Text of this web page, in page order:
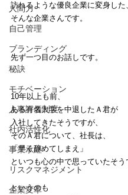
人間力
自己管理
ブランディング
秘訣
モチベーション
人事評価制度
社内活性化
事業承継
リスクマネジメント
企業変革
訪れるような優良企業に変身した
そんな企業さんです。
先ず一つ目のお話しです。
10年以上も前、
ある有名大学を中退したＡ君が
入社してきたそうですが、
そのＡ君について、社長は、
「早く辞めてしまえ」
といつも心の中で思っていたそう
というのも